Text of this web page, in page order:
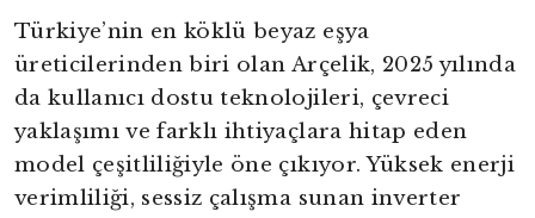
Türkiye’nin en köklü beyaz eşya
üreticilerinden biri olan Arçelik, 2025 yılında
da kullanıcı dostu teknolojileri, çevreci
yaklaşımı ve farklı ihtiyaçlara hitap eden
model çeşitliliğiyle öne çıkıyor. Yüksek enerji
verimliliği, sessiz çalışma sunan inverter